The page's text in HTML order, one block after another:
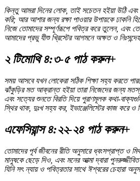
কিন্তু আমরা দিনের লোক, তাই সচেতন হইয়া উঠি এবং
করি; আর আশার জন্য রক্ষা পাওয়ার উপায়কে ঢাকনি
নিজে তোমাদের সম্পূর্ণরূপে পবিত্র করে তুলেন, এবং
আমাদের প্রভু যীশু খ্রিস্টের আগমনে অক্ষত ও
২ টিমোথি ৪:৩-৫ পাঠ করুন+
সময় আসবে যখন লোকেরা সঠিক শিক্ষা সহ্য করতে
ঝাঁকুড়ির মত আক্রান্ত হইয়া তারা নিজেদের জন্য
এবং সত্যের শুনতে বিরতি দিয়ে পুরাণমূলক কথা-
স্থির থাক, দুঃখ সহ্য কর, ইভাঞ্জেলিস্টের কাজ করে ও
এফেসিয়ান্স ৪:২২-২৪ পাঠ করুন+
তোমাদের পূর্ব জীবনের রীতি অনুসারে ধ্বংসপ্রাপ্ত ও
মানুষকে ছেড়ে দিও, এবং মনের আত্মা দ্বারা
যিনি সৎ ন্যায় ও পবিত্রতার সাথে ঈশ্বরের চেহারা